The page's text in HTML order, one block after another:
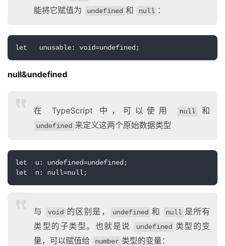
能将它赋值为
undefined 和 null ：
let   unusable: void=undefined;
null&undefined
在 TypeScript 中，可以使用 null 和
undefined 来定义这两个原始数据类型
let  u: undefined=undefined;
let  n: null=null;
与 void 的区别是， undefined 和 null 是所有
类型的子类型。也就是说
undefined
类型的变
量，可以赋值给
number 类型的变量：